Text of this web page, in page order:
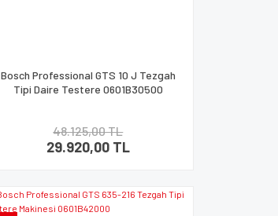
Bosch Professional GTS 10 J Tezgah
Tipi Daire Testere 0601B30500
48.125,00 TL
29.920,00 TL